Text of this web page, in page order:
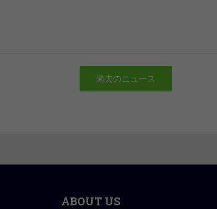
過去のニュース
ABOUT US